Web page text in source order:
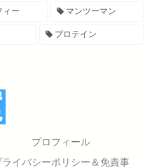
ィー マンツーマン
プロテイン
プロフィール
ライバシーポリシー＆免責事